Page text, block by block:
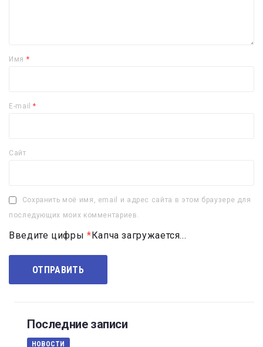
Имя *
E-mail*
Сайт
Сохранить моё имя, email и адрес сайта в этом браузере для
последующих моих комментариев.
Введите цифры * Капча загружается...
Последние записи
НОВОСТИ